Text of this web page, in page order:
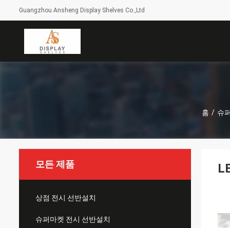
Guangzhou Ansheng Display Shelves Co.,Ltd
홈 / 슈
모든 제품
상점 전시 선반설치
슈퍼마켓 전시 선반설치